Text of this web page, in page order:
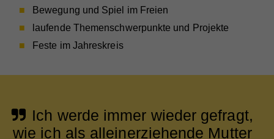
Bewegung und Spiel im Freien
laufende Themenschwerpunkte und Projekte
Feste im Jahreskreis
Ich werde immer wieder gefragt,
wie ich als alleinerziehende Mutter